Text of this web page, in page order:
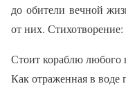
до обители вечной
от них. Стихотворение:
Стоит кораблю любого
Как отраженная в воде